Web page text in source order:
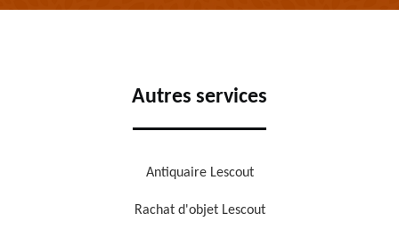
Autres services
Antiquaire Lescout
Rachat d'objet Lescout